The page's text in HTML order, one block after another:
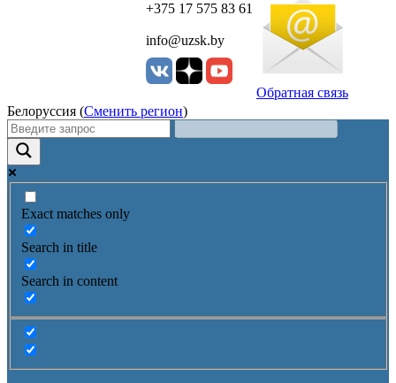
+375 17 575 83 61
info@uzsk.by
Обратная связь
Белоруссия (Сменить регион)
Exact matches only
Search in title
Search in content